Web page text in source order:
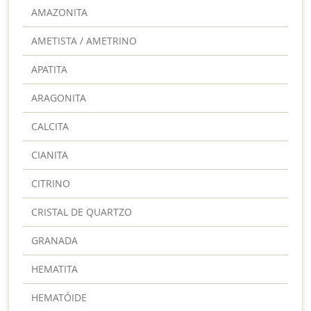
AMAZONITA
AMETISTA / AMETRINO
APATITA
ARAGONITA
CALCITA
CIANITA
CITRINO
CRISTAL DE QUARTZO
GRANADA
HEMATITA
HEMATÓIDE